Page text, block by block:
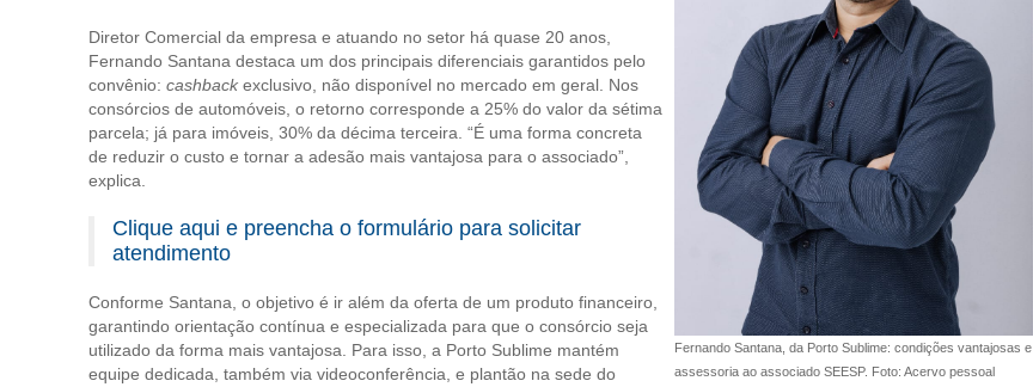
Fernando Santana, da Porto Sublime: condições vantajosas e
assessoria ao associado SEESP. Foto: Acervo pessoal
Diretor Comercial da empresa e atuando no setor há quase 20 anos,
Fernando Santana destaca um dos principais diferenciais garantidos pelo
convênio: cashback exclusivo, não disponível no mercado em geral. Nos
consórcios de automóveis, o retorno corresponde a 25% do valor da sétima
parcela; já para imóveis, 30% da décima terceira. “É uma forma concreta
de reduzir o custo e tornar a adesão mais vantajosa para o associado”,
explica.
Clique aqui e preencha o formulário para solicitar
atendimento
Conforme Santana, o objetivo é ir além da oferta de um produto financeiro,
garantindo orientação contínua e especializada para que o consórcio seja
utilizado da forma mais vantajosa. Para isso, a Porto Sublime mantém
equipe dedicada, também via videoconferência, e plantão na sede do